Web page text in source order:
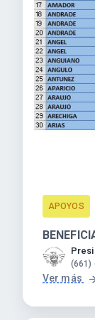
APOYOS
(661)
Ver más